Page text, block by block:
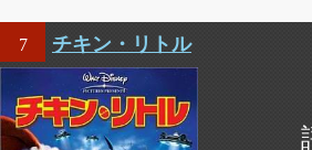
7 チキン・リトル